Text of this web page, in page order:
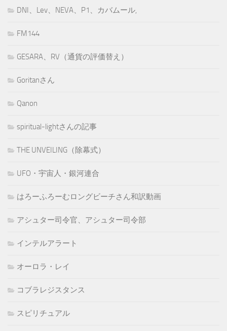
DNI、Lev、NEVA、P1、カバムール,
FM144
GESARA、RV（通貨の評価替え）
Goritanさん
Qanon
spiritual-lightさんの記事
THE UNVEILING（除幕式）
UFO・宇宙人・銀河連合
はろーふろーむロングビーチさん和訳動画
アシュター司令官、アシュター司令部
インテルアラート
オーロラ・レイ
コブラレジスタンス
スピリチュアル